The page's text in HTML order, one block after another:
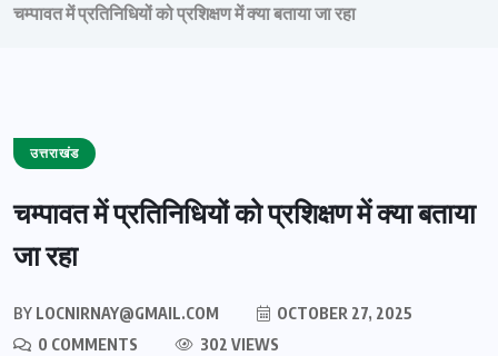
चम्पावत में प्रतिनिधियों को प्रशिक्षण में क्या बताया जा रहा
उत्तराखंड
चम्पावत में प्रतिनिधियों को प्रशिक्षण में क्या बताया
जा रहा
BY LOCNIRNAY@GMAIL.COM
OCTOBER 27, 2025
0 COMMENTS
302 VIEWS